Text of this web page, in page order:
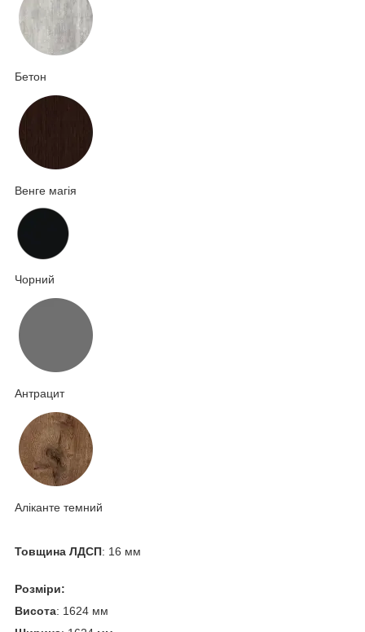
Бетон
Венге магія
Чорний
Антрацит
Аліканте темний
Товщина ЛДСП: 16 мм
Розміри:
Висота: 1624 мм